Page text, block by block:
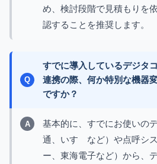
め、検討段階で見積もりを
認することを推奨します。
すでに導入しているデジタ
連携の際、何か特別な機器
ですか？
基本的に、すでにお使いの
通、いすゞなど）や点呼シ
ー、東海電子など）から、